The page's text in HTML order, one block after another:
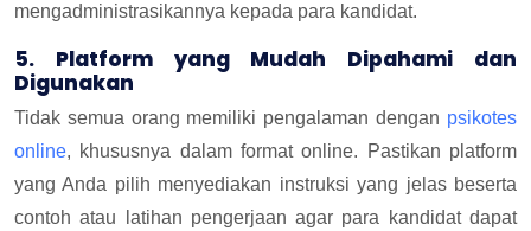
mengadministrasikannya kepada para kandidat.
5. Platform yang Mudah Dipahami dan
Digunakan
Tidak semua orang memiliki pengalaman dengan psikotes
online, khususnya dalam format online. Pastikan platform
yang Anda pilih menyediakan instruksi yang jelas beserta
contoh atau latihan pengerjaan agar para kandidat dapat